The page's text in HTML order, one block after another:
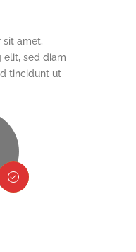
sit amet,
elit, sed diam
tincidunt ut